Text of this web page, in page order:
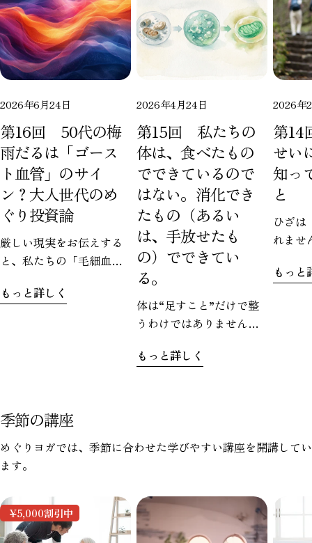
Facebook
で
シ
ェ
ア
X
で
共
有
す
る
Pinterest
の
ピ
ン
2026年6月24日
第16回 50代の梅
雨だるは「ゴース
ト血管」のサイ
ン？大人世代のめ
ぐり投資論
厳しい現実をお伝えする
と、私たちの「毛細血
少していきます。なんと
これが「ゴースト血管」
です。
もっと詳しく
2026年4月24日
第15回 私たちの
体は、食べたもの
でできているので
はない。消化でき
たもの（あるい
は、手放せたも
の）でできてい
る。
体は“足すこと”だけで整
うわけではありません。
入れても、うまく処理で
もっと詳しく
2026年
第14
せい
知っ
と
ひざは
れませ
のお気
サポー
ものが
態であ
もっと
季節の講座
めぐりヨガでは、季節に合わせた学びやすい講座を開講してい
ます。
¥5,000割引中